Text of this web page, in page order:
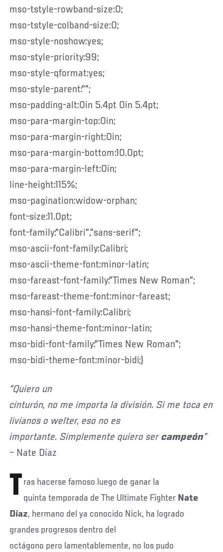
mso-tstyle-rowband-size:0;
mso-tstyle-colband-size:0;
mso-style-noshow:yes;
mso-style-priority:99;
mso-style-qformat:yes;
mso-style-parent:"";
mso-padding-alt:0in 5.4pt 0in 5.4pt;
mso-para-margin-top:0in;
mso-para-margin-right:0in;
mso-para-margin-bottom:10.0pt;
mso-para-margin-left:0in;
line-height:115%;
mso-pagination:widow-orphan;
font-size:11.0pt;
font-family:"Calibri","sans-serif";
mso-ascii-font-family:Calibri;
mso-ascii-theme-font:minor-latin;
mso-fareast-font-family:"Times New Roman";
mso-fareast-theme-font:minor-fareast;
mso-hansi-font-family:Calibri;
mso-hansi-theme-font:minor-latin;
mso-bidi-font-family:"Times New Roman";
mso-bidi-theme-font:minor-bidi;}
“Quiero un
cinturón, no me importa la división. Si me toca en
livianos o welter, eso no es
importante. Simplemente quiero sercampeón”
– Nate Díaz
T ras hacerse famoso luego de ganar la
quinta temporada de The Ultimate Fighter Nate
Díaz, hermano del ya conocido Nick, ha logrado
grandes progresos dentro del
octágono pero lamentablemente, no los pudo